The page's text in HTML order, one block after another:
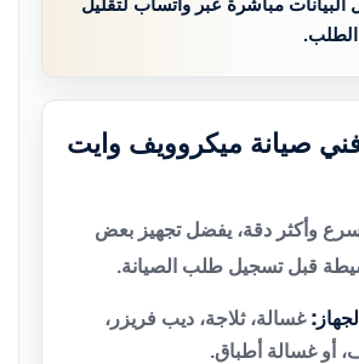
البيانات مباشرة عبر واتساب لتقليل
صيانة ميكروويف وايت
وأكثر دقة، يفضل تجهيز بعض
قبل تسجيل طلب الصيانة.
غسالة، ثلاجة، ديب فريزر،
أو غسالة أطباق.